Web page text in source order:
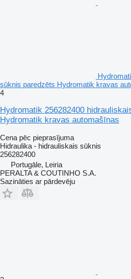
sūknis paredzēts Hydromatik kravas
4
Hydromatik 256282400
Hydromatik kravas automašīnas
Cena pēc pieprasījuma
Hidraulika - hidrauliskais sūknis
256282400
Portugāle, Leiria
PERALTA & COUTINHO S.A.
Sazināties ar pārdevēju